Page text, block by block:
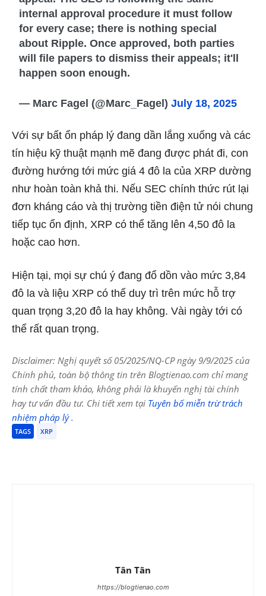
internal approval procedure it must follow
for every case; there is nothing special
about Ripple. Once approved, both parties
will file papers to dismiss their appeals; it'll
happen soon enough.
— Marc Fagel (@Marc_Fagel)July 18, 2025
Với sự bất ổn pháp lý đang dần lắng xuống và các
tín hiệu kỹ thuật mạnh mẽ đang được phát đi, con
đường hướng tới mức giá 4 đô la của XRP dường
như hoàn toàn khả thi. Nếu SEC chính thức rút lại
đơn kháng cáo và thị trường tiền điện tử nói chung
tiếp tục ổn định, XRP có thể tăng lên 4,50 đô la
hoặc cao hơn.
Hiện tại, mọi sự chú ý đang đổ dồn vào mức 3,84
đô la và liệu XRP có thể duy trì trên mức hỗ trợ
quan trọng 3,20 đô la hay không. Vài ngày tới có
thể rất quan trọng.
Disclaimer: Nghị quyết số 05/2025/NQ-CP ngày 9/9/2025 của
Chính phủ, toàn bộ thông tin trên Blogtienao.com chỉ mang
tính chất tham khảo, không phải là khuyến nghị tài chính
hay tư vấn đầu tư. Chi tiết xem tại Tuyên bố miễn trừ trách
nhiệm pháp lý.
TAGS XRP
Tân Tân
https://blogtienao.com